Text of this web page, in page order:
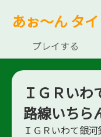
あぉ～ん タ
プレイする
ＩＧＲいわ
路線いちら
ＩＧＲいわて銀